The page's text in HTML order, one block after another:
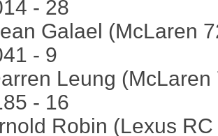
- 28
Galael (McLaren
- 9
Leung
- 16
Robin (Lexus